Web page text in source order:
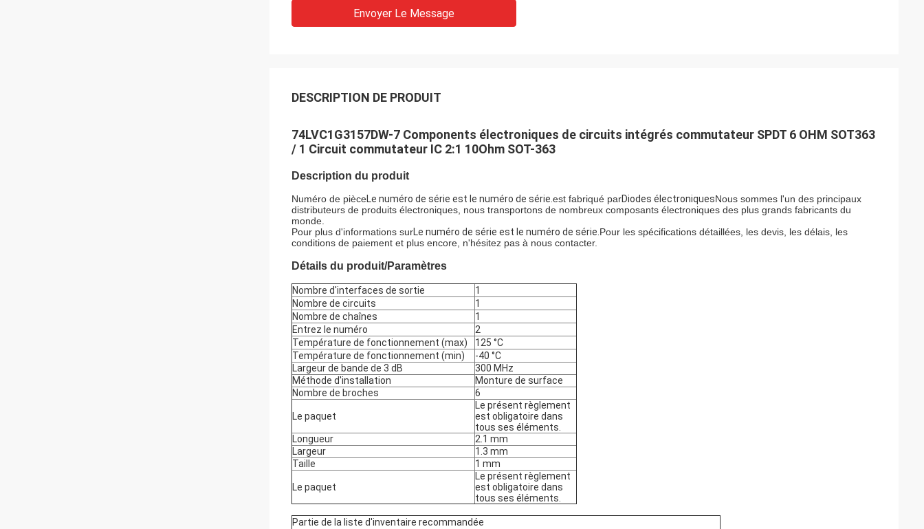
Envoyer Le Message
DESCRIPTION DE PRODUIT
74LVC1G3157DW-7 Components électroniques de circuits intégrés commutateur SPDT 6 OHM SOT363
/ 1 Circuit commutateur IC 2:1 10Ohm SOT-363
Description du produit
Numéro de pièceLe numéro de série est le numéro de série. est fabriqué parDiodes électroniquesNous sommes l'un des principaux
distributeurs de produits électroniques, nous transportons de nombreux composants électroniques des plus grands fabricants du
monde.
Pour plus d'informations surLe numéro de série est le numéro de série. Pour les spécifications détaillées, les devis, les délais, les
conditions de paiement et plus encore, n'hésitez pas à nous contacter.
Détails du produit/Paramètres
Nombre d'interfaces de sortie
1
Nombre de circuits
1
Nombre de chaînes
1
Entrez le numéro
2
Température de fonctionnement (max)
125 °C
Température de fonctionnement (min)
-40 °C
Largeur de bande de 3 dB
300 MHz
Méthode d'installation
Monture de surface
Nombre de broches
6
Le paquet
Le présent règlement
est obligatoire dans
tous ses éléments.
Longueur
2.1 mm
Largeur
1.3 mm
Taille
1 mm
Le paquet
Le présent règlement
est obligatoire dans
tous ses éléments.
Partie de la liste d'inventaire recommandée